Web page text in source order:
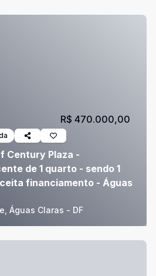
Century Plaza -
de 1 quarto - sendo 1
financiamento - Águas
Águas Claras - DF
R$ 470.000,00